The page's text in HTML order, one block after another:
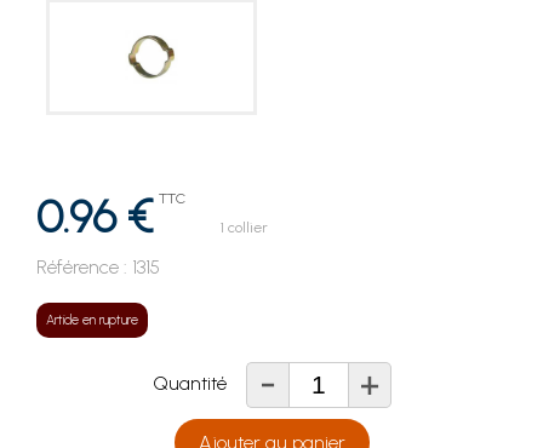
0.96 € TTC
1 collier
Référence : 1315
Article en rupture
Quantité - +
Ajouter au panier